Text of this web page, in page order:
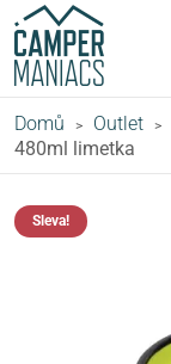
Domů > Outlet >
480ml limetka
Sleva!